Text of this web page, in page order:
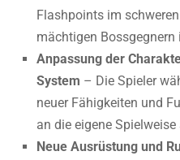
Flashpoints im
mächtigen Bossgegnern
Anpassung der
System – Die Spieler
neuer Fähigkeiten und
an die eigene
Neue Ausrüstung und